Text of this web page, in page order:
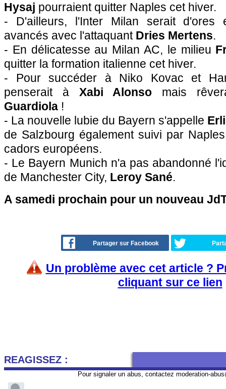
Hysaj pourraient quitter Naples cet hiver.
- D'ailleurs, l'Inter Milan serait d'ores
avancés avec l'attaquant Dries Mertens.
- En délicatesse au Milan AC, le milieu
quitter la formation italienne cet hiver.
- Pour succéder à Niko Kovac et
penserait à Xabi Alonso mais
Guardiola !
- La nouvelle lubie du Bayern s'appelle
de Salzbourg également suivi par
cadors européens.
- Le Bayern Munich n'a pas abandonné
de Manchester City, Leroy Sané.
A samedi prochain pour un nouveau
Partager sur Facebook
Un problème avec cet article ?
cliquant sur ce lien
REAGISSEZ :
Pour signaler un abus, contactez moderation-